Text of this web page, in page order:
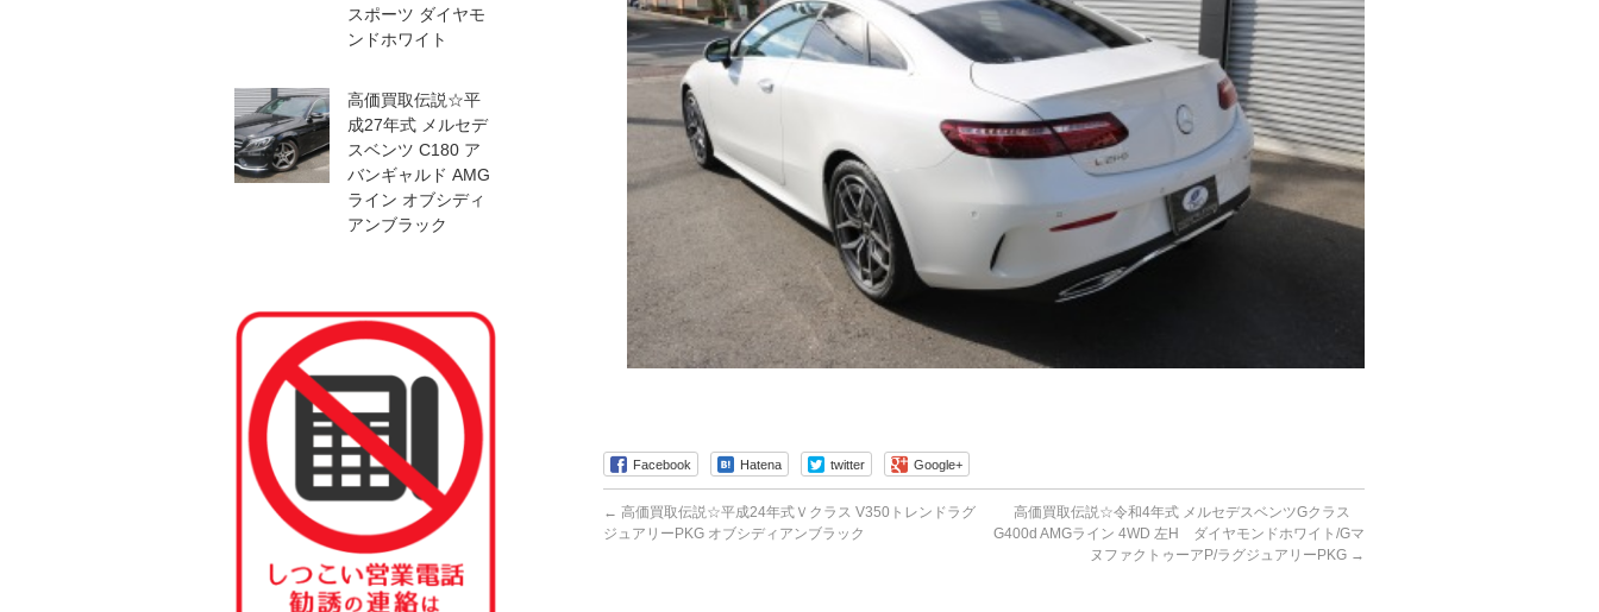
Facebook Hatena twitter Google+
← 高価買取伝説☆平成24年式Ｖクラス V350トレンドラグ
ジュアリーPKG オブシディアンブラック
高価買取伝説☆令和4年式 メルセデスベンツGクラス
G400d AMGライン 4WD 左H ダイヤモンドホワイト/Gマ
ヌファクトゥーアP/ラグジュアリーPKG →
スポーツ ダイヤモ
ンドホワイト
高価買取伝説☆平
成27年式 メルセデ
スベンツ C180 ア
バンギャルド AMG
ライン オブシディ
アンブラック